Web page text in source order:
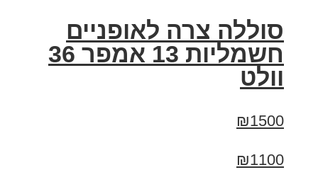
סוללה צרה לאופניים
חשמליות 13 אמפר 36
וולט
₪1500
₪1100